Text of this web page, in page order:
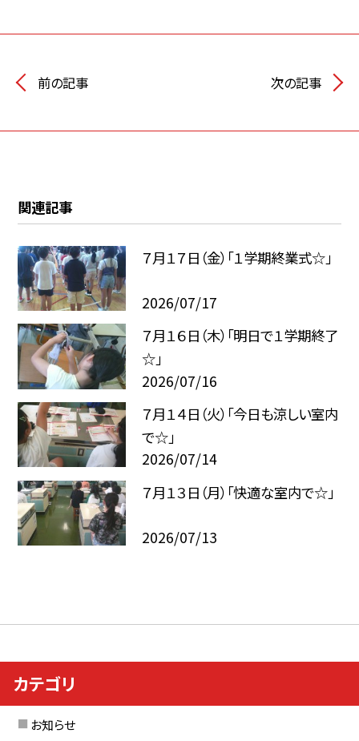
前の記事 次の記事
関連記事
７月１７日（金）「１学期終業式☆」
2026/07/17
７月１６日（木）「明日で１学期終了
☆」
2026/07/16
７月１４日（火）「今日も涼しい室内
で☆」
2026/07/14
７月１３日（月）「快適な室内で☆」
2026/07/13
カテゴリ
お知らせ